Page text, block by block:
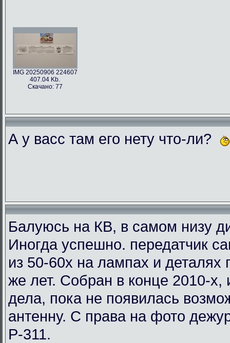
IMG 20250906 224607
407.04 Kb.
Скачано: 77
А у васс там его нету что-ли?
Балуюсь на КВ, в самом низу
Иногда успешно. передатчик
из 50-60х на лампах и деталях
же лет. Собран в конце 2010-х,
дела, пока не появилась
антенну. С права на фото
Р-311.